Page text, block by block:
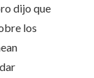
dijo que
los